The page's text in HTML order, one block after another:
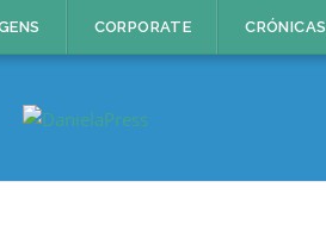
CORPORATE CRÓNICAS